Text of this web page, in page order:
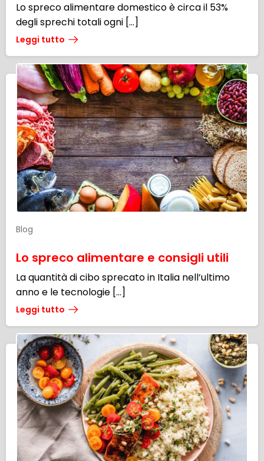
Lo spreco alimentare domestico è circa il 53%
degli sprechi totali ogni […]
Leggi tutto
Blog
Lo spreco alimentare e consigli utili
La quantità di cibo sprecato in Italia nell’ultimo
anno e le tecnologie […]
Leggi tutto